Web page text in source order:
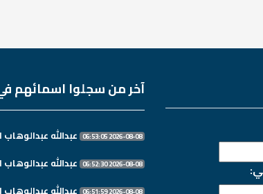
آخر من سجلوا اسمائهم في
2026-08-08 06:53:05 عبدالله عبدالوهاب
2026-08-08 06:52:30 عبدالله عبدالوهاب
عبدالله عبدالوهاب